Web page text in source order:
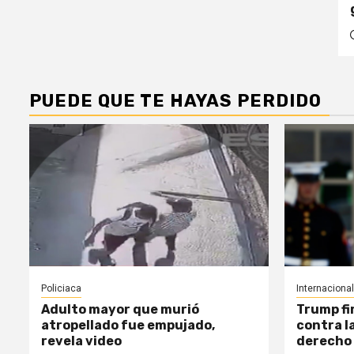
PUEDE QUE TE HAYAS PERDIDO
Policiaca
Adulto mayor que murió
atropellado fue empujado,
revela video
Internacional
Trump
contra